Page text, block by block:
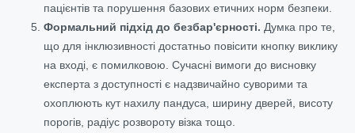
пацієнтів та порушення базових етичних норм безпеки.
Формальний підхід до безбар'єрності. Думка про те,
що для інклюзивності достатньо повісити кнопку виклику
на вході, є помилковою. Сучасні вимоги до висновку
експерта з доступності є надзвичайно суворими та
охоплюють кут нахилу пандуса, ширину дверей, висоту
порогів, радіус розвороту візка тощо.